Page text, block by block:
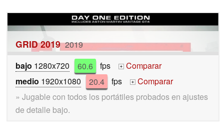
GRID 2019 2019
bajo 1280x720 60.6 fps +
Comparar
medio 1920x1080 20.4 fps +
Comparar
» Jugable con todos los portátiles probados en ajustes
de detalle bajo.